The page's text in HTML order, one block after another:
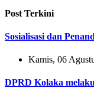
Post Terkini
Sosialisasi dan
Kamis, 06
DPRD Kolaka